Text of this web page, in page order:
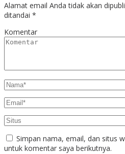
Alamat email Anda tidak akan
ditandai *
Komentar
Simpan nama, email, dan situs
untuk komentar saya berikutnya.